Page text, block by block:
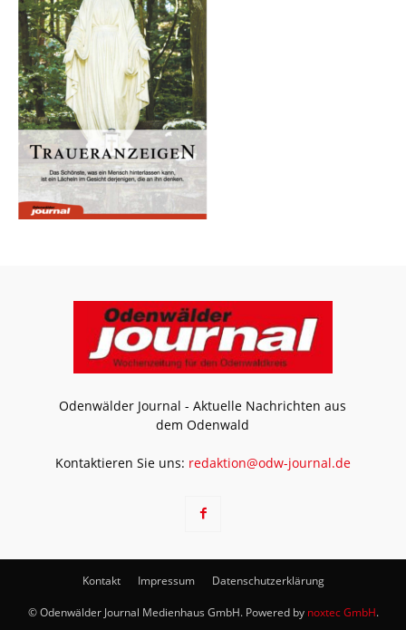
Odenwälder Journal - Aktuelle Nachrichten aus
dem Odenwald
Kontaktieren Sie uns: redaktion@odw-journal.de
Kontakt Impressum Datenschutzerklärung
© Odenwälder Journal Medienhaus GmbH. Powered by noxtec GmbH.